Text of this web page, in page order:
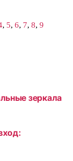
, 5,6, 7,8,9
зеркала